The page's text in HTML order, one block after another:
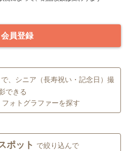
会員登録
で、シニア（長寿祝い・記念日）撮
できる
ォトグラファーを探す
ポット で絞り込んで